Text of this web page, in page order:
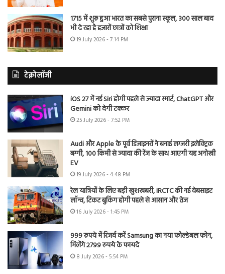
1715 में शुरू हुआ भारत का सबसे पुराना स्कूल, 300 साल बाद
भी दे रहा है हजारों छात्रों को शिक्षा
19 July 2026 - 7:14 PM
टेक्नोलॉजी
iOS 27 में नई Siri होगी पहले से ज्यादा स्मार्ट, ChatGPT और
Gemini को देगी टक्कर
25 July 2026 - 7:52 PM
Audi और Apple के पूर्व डिजाइनरों ने बनाई लग्जरी इलेक्ट्रिक
बग्गी, 100 किमी से ज्यादा की रेंज के साथ आएगी यह अनोखी
EV
19 July 2026 - 4:48 PM
रेल यात्रियों के लिए बड़ी खुशखबरी, IRCTC की नई वेबसाइट
लॉन्च, टिकट बुकिंग होगी पहले से आसान और तेज
16 July 2026 - 1:45 PM
999 रुपये में रिजर्व करें Samsung का नया फोल्डेबल फोन,
मिलेंगे 2799 रुपये के फायदे
8 July 2026 - 5:54 PM